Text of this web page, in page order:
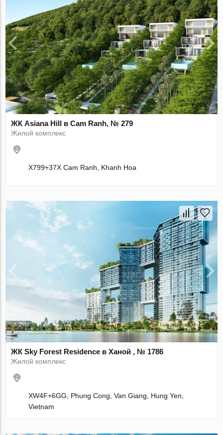
ЖК Asiana Hill в Cam Ranh, № 279
Жилой комплекс
X799+37X Cam Ranh, Khanh Hoa
ЖК Sky Forest Residence в Ханой , № 1786
Жилой комплекс
XW4F+6GG, Phung Cong, Van Giang, Hung Yen,
Vietnam